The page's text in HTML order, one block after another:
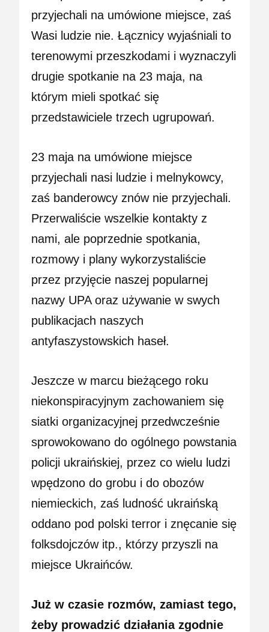
przyjechali na umówione miejsce, zaś
Wasi ludzie nie. Łącznicy wyjaśniali to
terenowymi przeszkodami i wyznaczyli
drugie spotkanie na 23 maja, na
którym mieli spotkać się
przedstawiciele trzech ugrupowań.
23 maja na umówione miejsce
przyjechali nasi ludzie i melnykowcy,
zaś banderowcy znów nie przyjechali.
Przerwaliście wszelkie kontakty z
nami, ale poprzednie spotkania,
rozmowy i plany wykorzystaliście
przez przyjęcie naszej popularnej
nazwy UPA oraz używanie w swych
publikacjach naszych
antyfaszystowskich haseł.
Jeszcze w marcu bieżącego roku
niekonspiracyjnym zachowaniem się
siatki organizacyjnej przedwcześnie
sprowokowano do ogólnego powstania
policji ukraińskiej, przez co wielu ludzi
wpędzono do grobu i do obozów
niemieckich, zaś ludność ukraińską
oddano pod polski terror i znęcanie się
folksdojczów itp., którzy przyszli na
miejsce Ukraińców.
Już w czasie rozmów, zamiast tego,
żeby prowadzić działania zgodnie